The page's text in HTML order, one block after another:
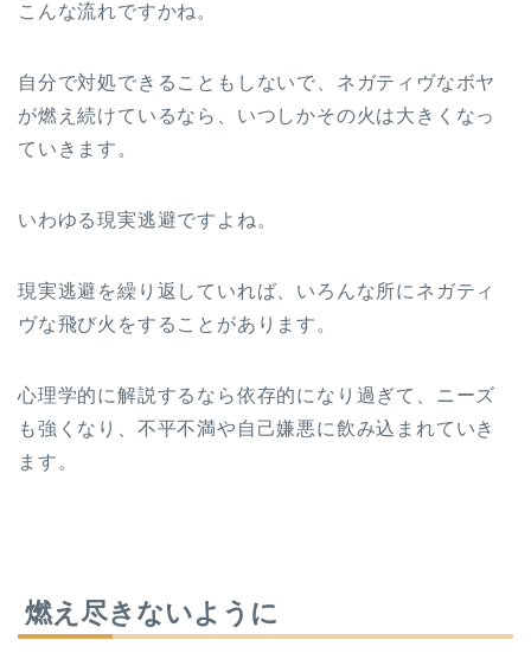
こんな流れですかね。
自分で対処できることもしないで、ネガティヴなボヤ
が燃え続けているなら、いつしかその火は大きくなっ
ていきます。
いわゆる現実逃避ですよね。
現実逃避を繰り返していれば、いろんな所にネガティ
ヴな飛び火をすることがあります。
心理学的に解説するなら依存的になり過ぎて、ニーズ
も強くなり、不平不満や自己嫌悪に飲み込まれていき
ます。
燃え尽きないように